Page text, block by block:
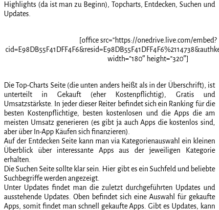
Highlights (da ist man zu Beginn), Topcharts, Entdecken, Suchen und
Updates.
[office src=”https://onedrive.live.com/embed?
width=”180″ height=”320″]
Die Top-Charts Seite (die unten anders heißt als in der Überschrift), ist
unterteilt in Gekauft (eher Kostenpflichtig), Gratis und
Umsatzstärkste. In jeder dieser Reiter befindet sich ein Ranking für die
besten Kostenpflichtige, besten kostenlosen und die Apps die am
meisten Umsatz generieren (es gibt ja auch Apps die kostenlos sind,
aber über In-App Käufen sich finanzieren).
Auf der Entdecken Seite kann man via Kategorienauswahl ein kleinen
Überblick über interessante Apps aus der jeweiligen Kategorie
erhalten.
Die Suchen Seite sollte klar sein. Hier gibt es ein Suchfeld und beliebte
Suchbegriffe werden angezeigt.
Unter Updates findet man die zuletzt durchgeführten Updates und
ausstehende Updates. Oben befindet sich eine Auswahl für gekaufte
Apps, somit findet man schnell gekaufte Apps. Gibt es Updates, kann